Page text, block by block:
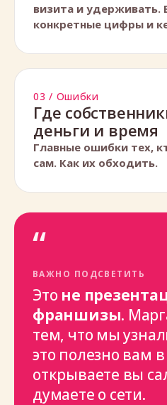
визита и удерживать.
конкретные цифры и
03 / Ошибки
Где
деньги и время
Главные ошибки тех,
сам. Как их обходить.
“
ВАЖНО ПОДСВЕТИТЬ
Это не
франшизы.
тем, что мы
это полезно вам
открываете вы
думаете о сети.